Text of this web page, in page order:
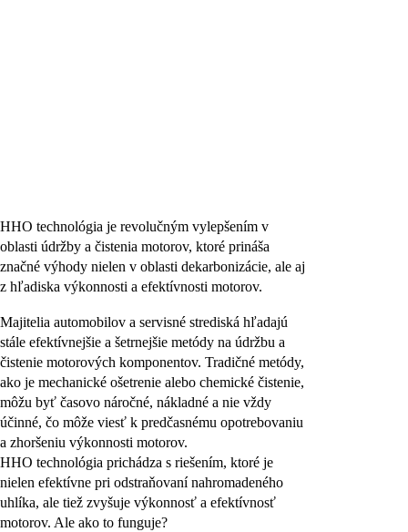
HHO technológia je revolučným vylepšením v
oblasti údržby a čistenia motorov, ktoré prináša
značné výhody nielen v oblasti dekarbonizácie, ale aj
z hľadiska výkonnosti a efektívnosti motorov.
Majitelia automobilov a servisné strediská hľadajú
stále efektívnejšie a šetrnejšie metódy na údržbu a
čistenie motorových komponentov. Tradičné metódy,
ako je mechanické ošetrenie alebo chemické čistenie,
môžu byť časovo náročné, nákladné a nie vždy
účinné, čo môže viesť k predčasnému opotrebovaniu
a zhoršeniu výkonnosti motorov.
HHO technológia prichádza s riešením, ktoré je
nielen efektívne pri odstraňovaní nahromadeného
uhlíka, ale tiež zvyšuje výkonnosť a efektívnosť
motorov. Ale ako to funguje?